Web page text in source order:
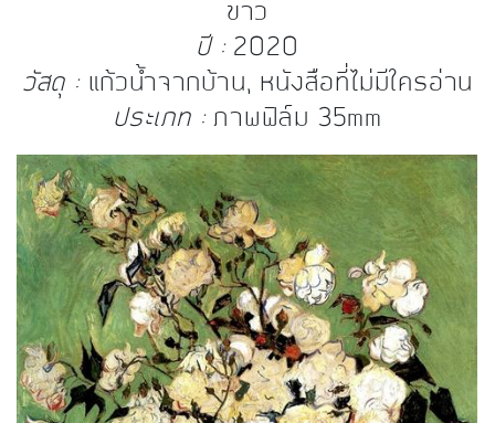
ขาว
ปี : 2020
วัสดุ : แก้วน้ำจากบ้าน, หนังสือที่ไม่มีใครอ่าน
ประเภท :ภาพฟิล์ม 35mm